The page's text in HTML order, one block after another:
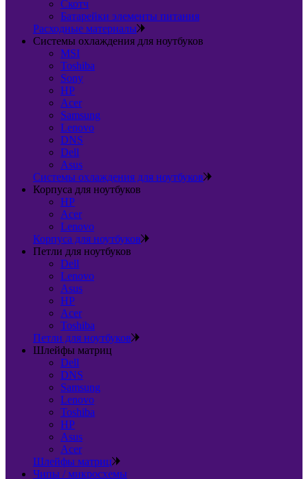
Скотч
Батарейки элементы питания
Расходные материалы
Системы охлаждения для ноутбуков
MSI
Toshiba
Sony
HP
Acer
Samsung
Lenovo
DNS
Dell
Asus
Системы охлаждения для ноутбуков
Корпуса для ноутбуков
HP
Acer
Lenovo
Корпуса для ноутбуков
Петли для ноутбуков
Dell
Lenovo
Asus
HP
Acer
Toshiba
Петли для ноутбуков
Шлейфы матриц
Dell
DNS
Samsung
Lenovo
Toshiba
HP
Asus
Acer
Шлейфы матриц
Чипы / микросхемы